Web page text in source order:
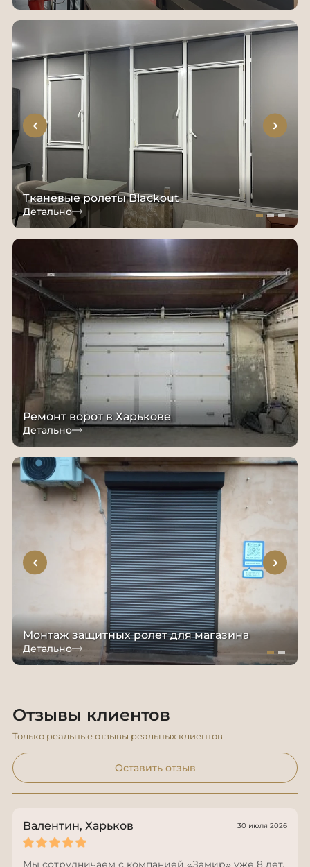
Тканевые ролеты Blackout
Детально
Ремонт ворот в Харькове
Детально
Монтаж защитных ролет для магазина
Детально
Отзывы клиентов
Только реальные отзывы реальных клиентов
Оставить отзыв
Валентин, Харьков 30 июля 2026
Мы сотрудничаем с компанией «Замир» уже 8 лет,